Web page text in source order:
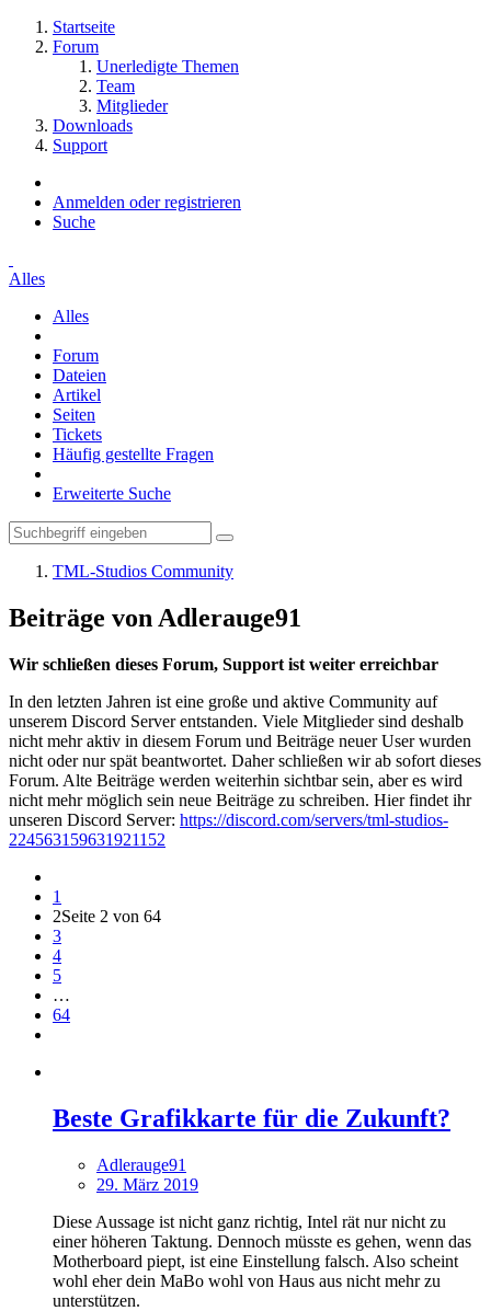
Startseite
Forum
Unerledigte Themen
Team
Mitglieder
Downloads
Support
Anmelden oder registrieren
Suche
Alles
Alles
Forum
Dateien
Artikel
Seiten
Tickets
Häufig gestellte Fragen
Erweiterte Suche
TML-Studios Community
Beiträge von Adlerauge91
Wir schließen dieses Forum, Support ist weiter erreichbar
In den letzten Jahren ist eine große und aktive Community auf
unserem Discord Server entstanden. Viele Mitglieder sind deshalb
nicht mehr aktiv in diesem Forum und Beiträge neuer User wurden
nicht oder nur spät beantwortet. Daher schließen wir ab sofort dieses
Forum. Alte Beiträge werden weiterhin sichtbar sein, aber es wird
nicht mehr möglich sein neue Beiträge zu schreiben. Hier findet ihr
unseren Discord Server: https://discord.com/servers/tml-studios-
224563159631921152
1
2Seite 2 von 64
3
4
5
…
64
Beste Grafikkarte für die Zukunft?
Adlerauge91
29. März 2019
Diese Aussage ist nicht ganz richtig, Intel rät nur nicht zu
einer höheren Taktung. Dennoch müsste es gehen, wenn das
Motherboard piept, ist eine Einstellung falsch. Also scheint
wohl eher dein MaBo wohl von Haus aus nicht mehr zu
unterstützen.